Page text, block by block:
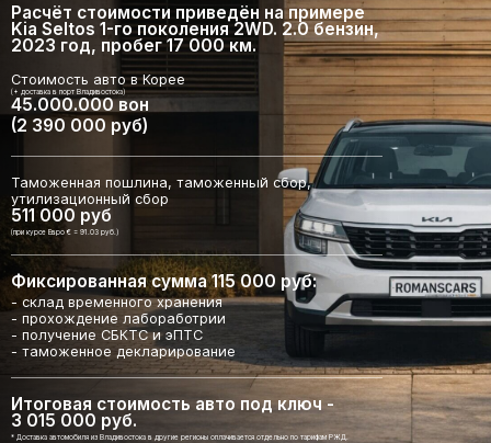
Расчёт стоимости приведён на примере
Kia Seltos 1-го поколения 2WD. 2.0 бензин,
2023 год, пробег 17 000 км.
Стоимость авто в Корее
(+ доставка в порт Владивостока)
45.000.000 вон
(2 390 000 руб)
Таможенная пошлина, таможенный сбор,
утилизационный сбор
511 000 руб
(при курсе Евро € = 91.03 руб.)
Фиксированная сумма 115 000 руб:
- склад временного хранения
- прохождение лабоработрии
- получение СБКТС и эПТС
- таможенное декларирование
Итоговая стоимость авто под ключ -
3 015 000 руб.
* Доставка автомобиля из Владивостока в другие регионы оплачивается отдельно по тарифам РЖД.